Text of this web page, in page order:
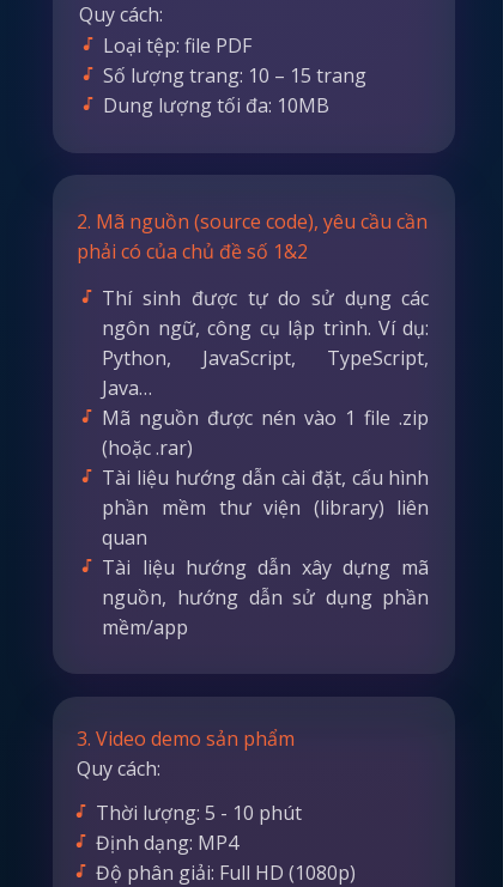
3. Video demo sản phẩm
Quy cách:
Thời lượng: 5 - 10 phút
Định dạng: MP4
Độ phân giải: Full HD (1080p)
Loại tệp: file PDF
Số lượng trang: 10 – 15 trang
Dung lượng tối đa: 10MB
Quy cách:
Thí sinh được tự do sử dụng các
ngôn ngữ, công cụ lập trình. Ví dụ:
Python, JavaScript, TypeScript,
Java…
Mã nguồn được nén vào 1 file .zip
(hoặc .rar)
Tài liệu hướng dẫn cài đặt, cấu hình
phần mềm thư viện (library) liên
quan
Tài liệu hướng dẫn xây dựng mã
nguồn, hướng dẫn sử dụng phần
mềm/app
2. Mã nguồn (source code), yêu cầu cần
phải có của chủ đề số 1&2